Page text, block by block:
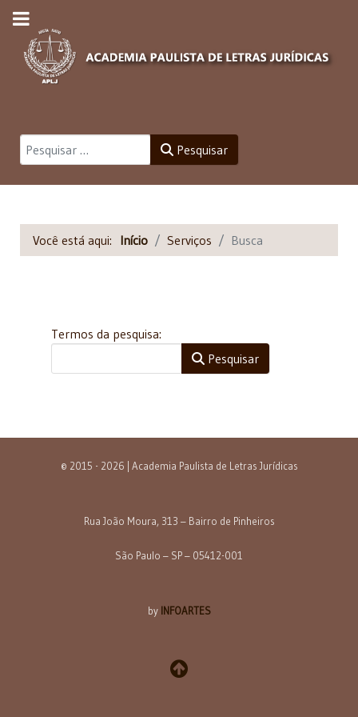
Pesquisar Pesquisar
Você está aqui: Início Serviços Busca
Formulário de pesquisa
Termos da pesquisa:
Pesquisar
© 2015 - 2026 | Academia Paulista de Letras Jurídicas
Rua João Moura, 313 – Bairro de Pinheiros
São Paulo – SP – 05412-001
by INFOARTES